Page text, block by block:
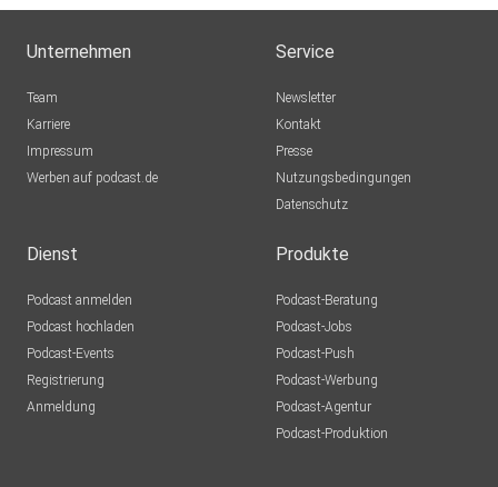
Unternehmen
Team
Karriere
Impressum
Werben auf podcast.de
Service
Newsletter
Kontakt
Presse
Nutzungsbedingungen
Datenschutz
Dienst
Podcast anmelden
Podcast hochladen
Podcast-Events
Registrierung
Anmeldung
Produkte
Podcast-Beratung
Podcast-Jobs
Podcast-Push
Podcast-Werbung
Podcast-Agentur
Podcast-Produktion